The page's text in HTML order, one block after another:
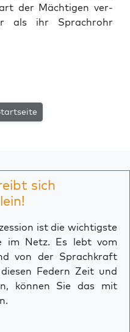
der Mäch­ti­gen ver­
als ihr Sprach­rohr
sich
ist die wichtigste
im Netz. Es lebt vom
von der Sprachkraft
Federn Zeit und
können Sie das mit